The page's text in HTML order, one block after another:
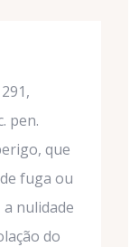
pen.
que
fuga ou
nulidade
do